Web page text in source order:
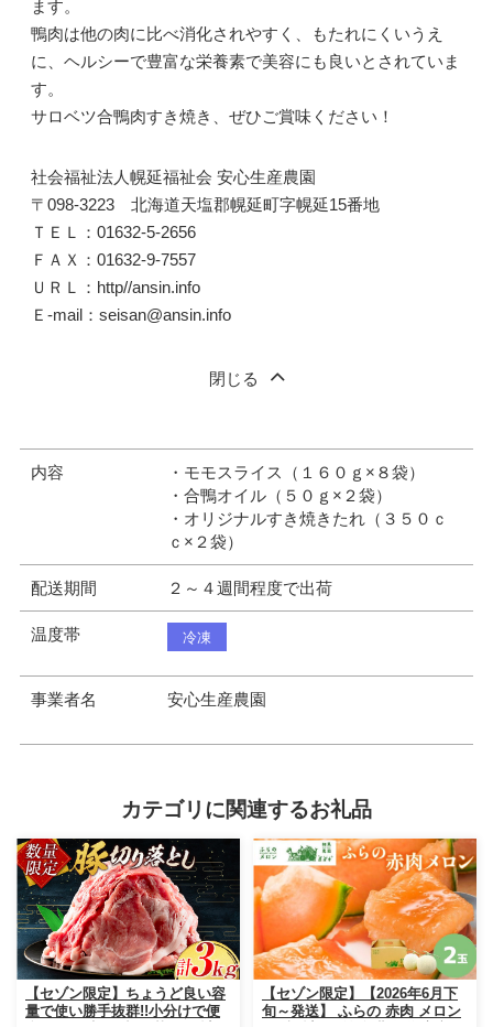
ます。
鴨肉は他の肉に比べ消化されやすく、もたれにくいうえ
に、ヘルシーで豊富な栄養素で美容にも良いとされていま
す。
サロベツ合鴨肉すき焼き、ぜひご賞味ください！
社会福祉法人幌延福祉会 安心生産農園
〒098-3223 北海道天塩郡幌延町字幌延15番地
ＴＥＬ：01632-5-2656
ＦＡＸ：01632-9-7557
ＵＲＬ：http//ansin.info
Ｅ-mail：seisan@ansin.info
閉じる
内容
・モモスライス（１６０ｇ×８袋）
・合鴨オイル（５０ｇ×２袋）
・オリジナルすき焼きたれ（３５０ｃ
ｃ×２袋）
配送期間 ２～４週間程度で出荷
温度帯 冷凍
事業者名 安心生産農園
カテゴリに関連するお礼品
【セゾン限定】ちょうど良い容
量で使い勝手抜群!!小分けで便
【セゾン限定】【2026年6月下
旬～発送】 ふらの 赤肉 メロン